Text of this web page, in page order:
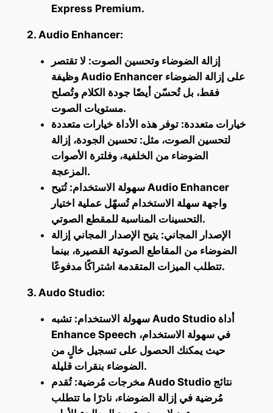
Express Premium.
2. Audio Enhancer:
إزالة الضوضاء وتحسين الصوت: لا تقتصر
وظيفة Audio Enhancer على إزالة الضوضاء
فقط، بل تُحسّن أيضًا جودة الكلام وتُصلح
مستويات الصوت.
خيارات متعددة: توفر هذه الأداة خيارات متعددة
لتحسين الصوت، مثل: تحسين الجودة، إزالة
الضوضاء من الخلفية، وفلترة الأصوات
المزعجة.
سهولة الاستخدام: تُتيح Audio Enhancer
واجهة سهلة الاستخدام تُسهّل عملية اختيار
التحسينات المناسبة للمقطع الصوتي.
الإصدار المجاني: يتيح الإصدار المجاني إزالة
الضوضاء من المقاطع الصوتية القصيرة، بينما
تتطلب الميزات المتقدمة اشتراكًا مدفوعًا.
3. Audo Studio:
سهولة الاستخدام: تشبه Audo Studio أداة
Enhance Speech في سهولة الاستخدام،
حيث يمكنك الحصول على تسجيل خالٍ من
الضوضاء بنقرات قليلة.
مخرجات مُرضية: تُقدم Audo Studio نتائج
مُرضية في إزالة الضوضاء، نادرًا ما تتطلب